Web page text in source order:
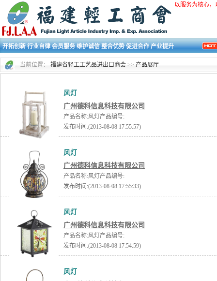
以服务为核心
开拓创新 行业自律 会员服务 维护诚信 整合优势 促进合作 产业提升
当前位置： 福建省轻工工艺品进出口商会 >> 产品展厅
风灯
广州德科信息科技有限公司
产品名称:风灯产品编号:
发布时间:(2013-08-08 17:55:57)
风灯
广州德科信息科技有限公司
产品名称:风灯产品编号:
发布时间:(2013-08-08 17:55:33)
风灯
广州德科信息科技有限公司
产品名称:风灯产品编号:
发布时间:(2013-08-08 17:54:59)
风灯